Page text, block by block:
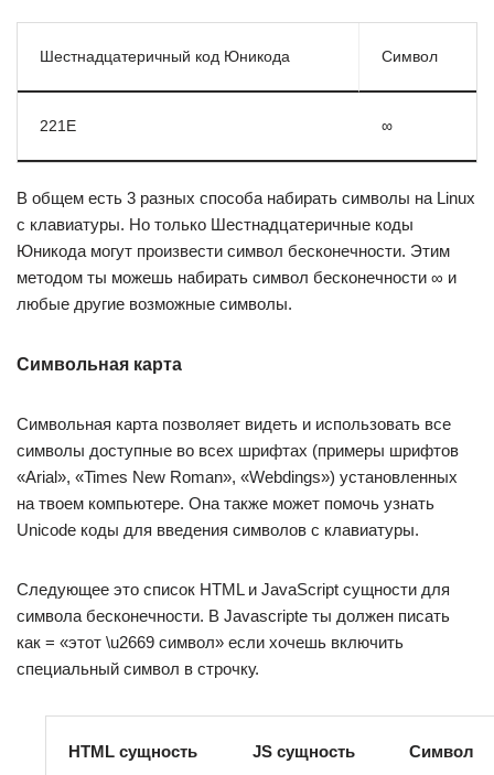
Шестнадцатеричный код Юникода Символ
221E ∞
В общем есть 3 разных способа набирать символы на Linux
с клавиатуры. Но только Шестнадцатеричные коды
Юникода могут произвести символ бесконечности. Этим
методом ты можешь набирать символ бесконечности ∞ и
любые другие возможные символы.
Символьная карта
Символьная карта позволяет видеть и использовать все
символы доступные во всех шрифтах (примеры шрифтов
«Arial», «Times New Roman», «Webdings») установленных
на твоем компьютере. Она также может помочь узнать
Unicode коды для введения символов с клавиатуры.
Следующее это список HTML и JavaScript сущности для
символа бесконечности. В Javascriptе ты должен писать
как = «этот \u2669 символ» если хочешь включить
специальный символ в строчку.
HTML сущность JS сущность Символ